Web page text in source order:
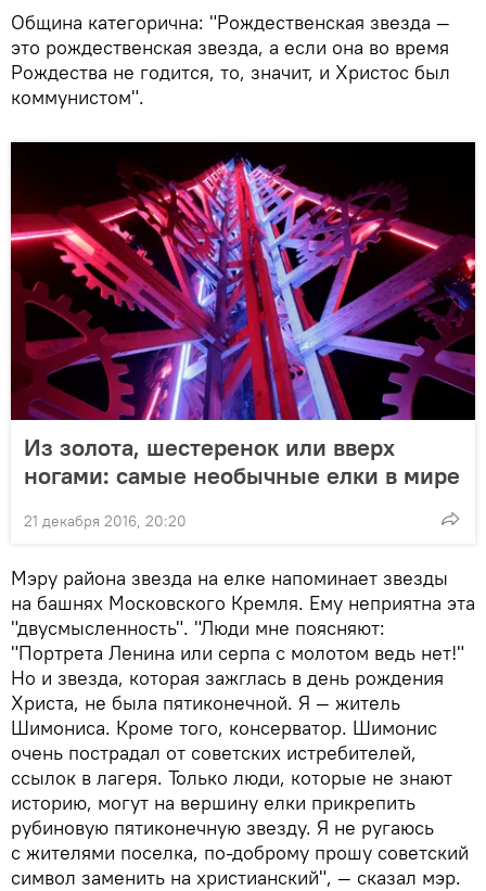
Община категорична: "Рождественская звезда —
это рождественская звезда, а если она во время
Рождества не годится, то, значит, и Христос был
коммунистом".
Из золота, шестеренок или вверх
ногами: самые необычные елки в мире
21 декабря 2016, 20:20
Мэру района звезда на елке напоминает звезды
на башнях Московского Кремля. Ему неприятна эта
"двусмысленность". "Люди мне поясняют:
"Портрета Ленина или серпа с молотом ведь нет!"
Но и звезда, которая зажглась в день рождения
Христа, не была пятиконечной. Я — житель
Шимониса. Кроме того, консерватор. Шимонис
очень пострадал от советских истребителей,
ссылок в лагеря. Только люди, которые не знают
историю, могут на вершину елки прикрепить
рубиновую пятиконечную звезду. Я не ругаюсь
с жителями поселка, по-доброму прошу советский
символ заменить на христианский", — сказал мэр.